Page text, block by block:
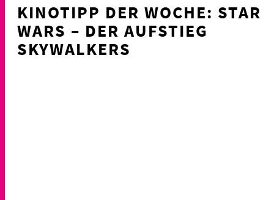
KINOTIPP DER WOCHE: STAR
WARS – DER AUFSTIEG
SKYWALKERS